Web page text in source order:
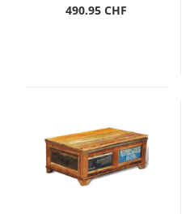
490.95 CHF